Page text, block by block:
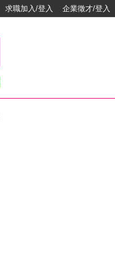
求職加入/登入 企業徵才/登入